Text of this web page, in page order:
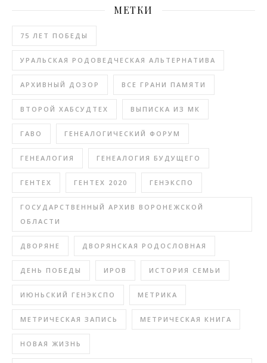
МЕТКИ
75 ЛЕТ ПОБЕДЫ
УРАЛЬСКАЯ РОДОВЕДЧЕСКАЯ АЛЬТЕРНАТИВА
АРХИВНЫЙ ДОЗОР ВСЕ ГРАНИ ПАМЯТИ
ВТОРОЙ ХАБСУДТЕХ ВЫПИСКА ИЗ МК
ГАВО ГЕНЕАЛОГИЧЕСКИЙ ФОРУМ
ГЕНЕАЛОГИЯ ГЕНЕАЛОГИЯ БУДУЩЕГО
ГЕНТЕХ ГЕНТЕХ 2020 ГЕНЭКСПО
ГОСУДАРСТВЕННЫЙ АРХИВ ВОРОНЕЖСКОЙ
ОБЛАСТИ
ДВОРЯНЕ ДВОРЯНСКАЯ РОДОСЛОВНАЯ
ДЕНЬ ПОБЕДЫ ИРОВ ИСТОРИЯ СЕМЬИ
ИЮНЬСКИЙ ГЕНЭКСПО МЕТРИКА
МЕТРИЧЕСКАЯ ЗАПИСЬ МЕТРИЧЕСКАЯ КНИГА
НОВАЯ ЖИЗНЬ